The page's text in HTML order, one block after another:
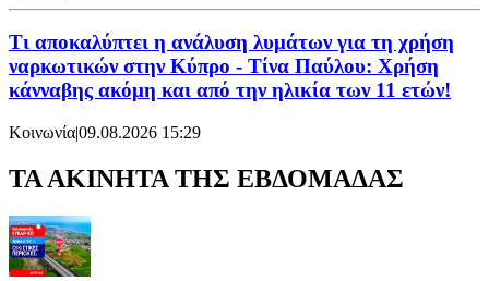
Τι αποκαλύπτει η ανάλυση λυμάτων για τη χρήση
ναρκωτικών στην Κύπρο - Τίνα Παύλου: Χρήση
κάνναβης ακόμη και από την ηλικία των 11 ετών!
Κοινωνία|09.08.2026 15:29
ΤΑ ΑΚΙΝΗΤΑ ΤΗΣ ΕΒΔΟΜΑΔΑΣ